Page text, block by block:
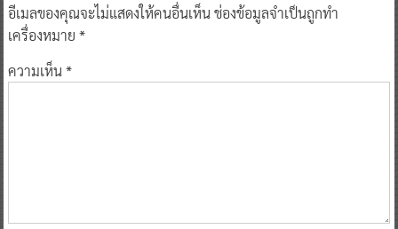
อีเมลของคุณจะไม่แสดงให้คนอื่นเห็นช่องข้อมูลจำเป็นถูกทำ
เครื่องหมาย *
ความเห็น*